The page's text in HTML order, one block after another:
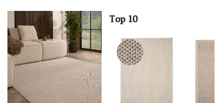
Top 10